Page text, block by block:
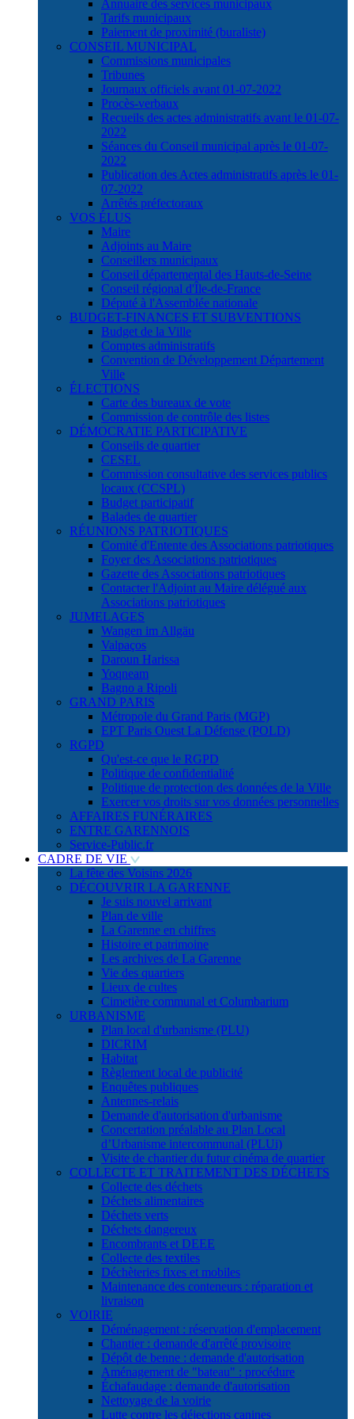
Annuaire des services municipaux
Tarifs municipaux
Paiement de proximité (buraliste)
CONSEIL MUNICIPAL
Commissions municipales
Tribunes
Journaux officiels avant 01-07-2022
Procès-verbaux
Recueils des actes administratifs avant le 01-07-
2022
Séances du Conseil municipal après le 01-07-
2022
Publication des Actes administratifs après le 01-
07-2022
Arrêtés préfectoraux
VOS ÉLUS
Maire
Adjoints au Maire
Conseillers municipaux
Conseil départemental des Hauts-de-Seine
Conseil régional d'Île-de-France
Député à l'Assemblée nationale
BUDGET-FINANCES ET SUBVENTIONS
Budget de la Ville
Comptes administratifs
Convention de Développement Département
Ville
ÉLECTIONS
Carte des bureaux de vote
Commission de contrôle des listes
DÉMOCRATIE PARTICIPATIVE
Conseils de quartier
CESEL
Commission consultative des services publics
locaux (CCSPL)
Budget participatif
Balades de quartier
RÉUNIONS PATRIOTIQUES
Comité d'Entente des Associations patriotiques
Foyer des Associations patriotiques
Gazette des Associations patriotiques
Contacter l'Adjoint au Maire délégué aux
Associations patriotiques
JUMELAGES
Wangen im Allgäu
Valpaços
Daroun Harissa
Yoqneam
Bagno a Ripoli
GRAND PARIS
Métropole du Grand Paris (MGP)
EPT Paris Ouest La Défense (POLD)
RGPD
Qu'est-ce que le RGPD
Politique de confidentialité
Politique de protection des données de la Ville
Exercer vos droits sur vos données personnelles
AFFAIRES FUNÉRAIRES
ENTRE GARENNOIS
Service-Public.fr
CADRE DE VIE
La fête des Voisins 2026
DÉCOUVRIR LA GARENNE
Je suis nouvel arrivant
Plan de ville
La Garenne en chiffres
Histoire et patrimoine
Les archives de La Garenne
Vie des quartiers
Lieux de cultes
Cimetière communal et Columbarium
URBANISME
Plan local d'urbanisme (PLU)
DICRIM
Habitat
Règlement local de publicité
Enquêtes publiques
Antennes-relais
Demande d'autorisation d'urbanisme
Concertation préalable au Plan Local
d’Urbanisme intercommunal (PLUi)
Visite de chantier du futur cinéma de quartier
COLLECTE ET TRAITEMENT DES DÉCHETS
Collecte des déchets
Déchets alimentaires
Déchets verts
Déchets dangereux
Encombrants et DEEE
Collecte des textiles
Déchèteries fixes et mobiles
Maintenance des conteneurs : réparation et
livraison
VOIRIE
Déménagement : réservation d'emplacement
Chantier : demande d'arrêté provisoire
Dépôt de benne : demande d'autorisation
Aménagement de "bateau" : procédure
Échafaudage : demande d'autorisation
Nettoyage de la voirie
Lutte contre les déjections canines